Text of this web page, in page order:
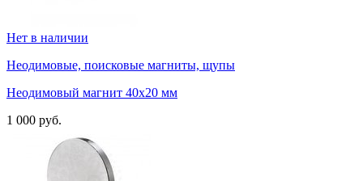
Нет в наличии
Неодимовые, поисковые магниты, щупы
Неодимовый магнит 40х20 мм
1 000 руб.